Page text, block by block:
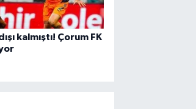
kalmıştı! Çorum FK